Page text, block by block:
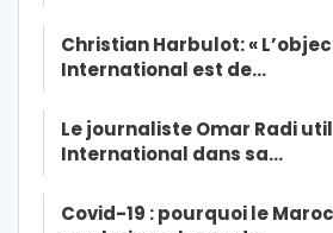
Christian Harbulot: «
International est de…
Le journaliste Omar Radi
International dans sa…
Covid-19 : pourquoi le